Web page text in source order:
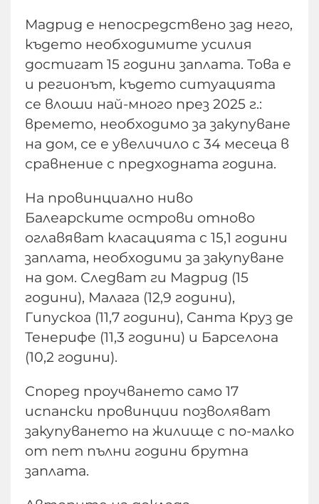
Мадрид е непосредствено зад него,
където необходимите усилия
достигат 15 години заплата. Това е
и регионът, където ситуацията
се влоши най-много през 2025 г.:
времето, необходимо за закупуване
на дом, се е увеличило с 34 месеца в
сравнение с предходната година.
На провинциално ниво
Балеарските острови отново
оглавяват класацията с 15,1 години
заплата, необходими за закупуване
на дом. Следват ги Мадрид (15
години), Малага (12,9 години),
Гипускоа (11,7 години), Санта Круз де
Тенерифе (11,3 години) и Барселона
(10,2 години).
Според проучването само 17
испански провинции позволяват
закупуването на жилище с по-малко
от пет пълни години брутна
заплата.